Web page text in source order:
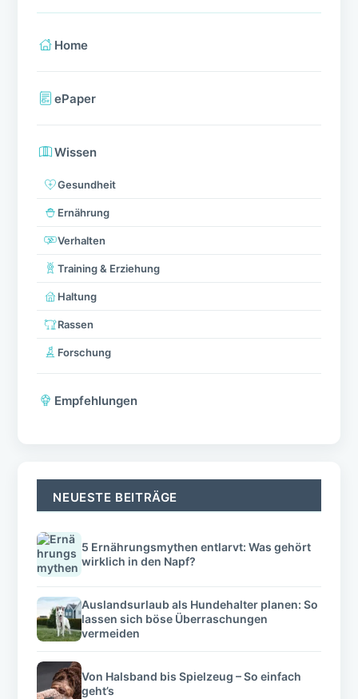
Home
ePaper
Wissen
Gesundheit
Ernährung
Verhalten
Training & Erziehung
Haltung
Rassen
Forschung
Empfehlungen
NEUESTE BEITRÄGE
5 Ernährungsmythen entlarvt: Was gehört
wirklich in den Napf?
Auslandsurlaub als Hundehalter planen: So
lassen sich böse Überraschungen
vermeiden
Von Halsband bis Spielzeug – So einfach
geht’s